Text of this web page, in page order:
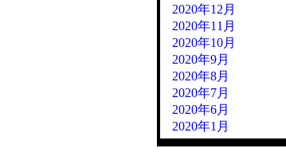
2020年12月
2020年11月
2020年10月
2020年9月
2020年8月
2020年7月
2020年6月
2020年1月